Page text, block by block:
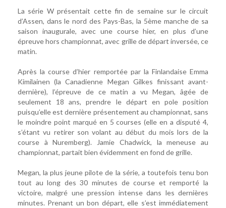
La série W présentait cette fin de semaine sur le circuit
d’Assen, dans le nord des Pays-Bas, la 5ème manche de sa
saison inaugurale, avec une course hier, en plus d’une
épreuve hors championnat, avec grille de départ inversée, ce
matin.
Après la course d’hier remportée par la Finlandaise Emma
Kimilainen (la Canadienne Megan Gilkes finissant avant-
dernière), l’épreuve de ce matin a vu Megan, âgée de
seulement 18 ans, prendre le départ en pole position
puisqu’elle est dernière présentement au championnat, sans
le moindre point marqué en 5 courses (elle en a disputé 4,
s’étant vu retirer son volant au début du mois lors de la
course à Nuremberg). Jamie Chadwick, la meneuse au
championnat, partait bien évidemment en fond de grille.
Megan, la plus jeune pilote de la série, a toutefois tenu bon
tout au long des 30 minutes de course et remporté la
victoire, malgré une pression intense dans les dernières
minutes. Prenant un bon départ, elle s’est immédiatement